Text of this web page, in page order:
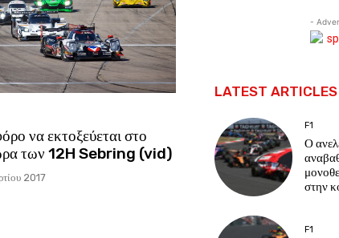
να εκτοξεύεται στο
των 12H Sebring (vid)
2017
-
LATEST ARTICLES
F1
Ο
στην
F1